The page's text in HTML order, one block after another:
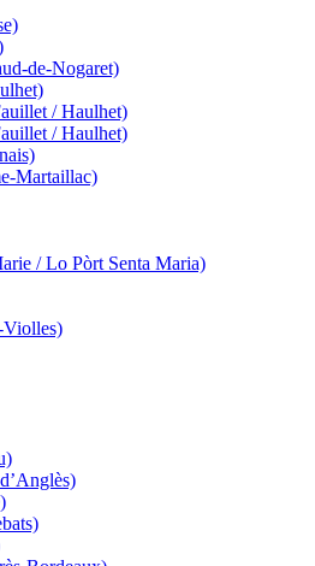
de-Nogaret)
/ Haulhet)
/ Haulhet)
Martaillac)
/ Lo Pòrt Senta Maria)
Violles)